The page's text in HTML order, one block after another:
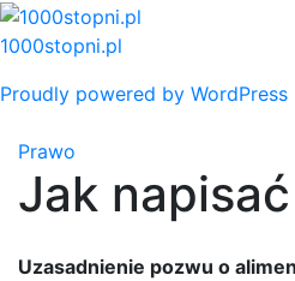
Skip
to
1000stopni.pl
Proudly powered by WordPress
Prawo
Jak
Uzasadnienie pozwu o